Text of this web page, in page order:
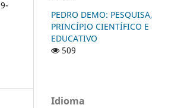
PEDRO DEMO: PESQUISA,
PRINCÍPIO CIENTÍFICO E
EDUCATIVO
509
Idioma